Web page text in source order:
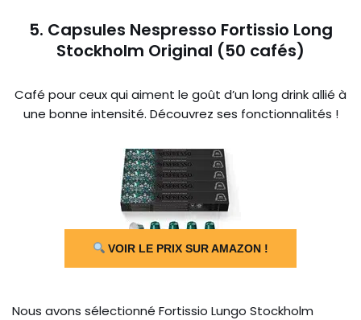
5. Capsules Nespresso Fortissio Long
Stockholm Original (50 cafés)
Café pour ceux qui aiment le goût d’un long drink allié à
une bonne intensité. Découvrez ses fonctionnalités !
VOIR LE PRIX SUR AMAZON !
Nous avons sélectionné Fortissio Lungo Stockholm